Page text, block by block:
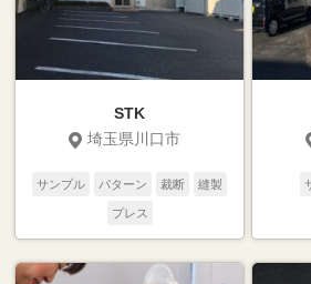
STK
埼玉県川口市
サンプル パターン 裁断 縫製
プレス